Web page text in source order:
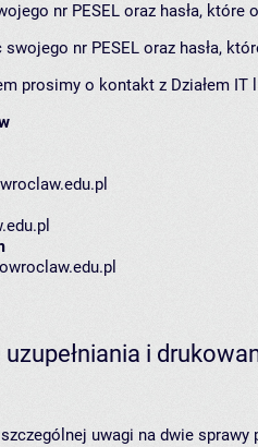
nr PESEL oraz hasła,
nr PESEL oraz hasła,
prosimy o kontakt z Działem IT
i
uwagi na dwie sprawy